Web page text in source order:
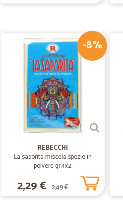
come da…
ordine
scorsa…
Velocissimi e professionali! Grazie!
prezzi
-8%
REBECCHI
La saporita miscela spezie in
polvere gr.4x2
2,29 € 2,49 €